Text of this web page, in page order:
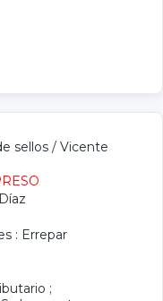
sellos / Vicente
: Errepar
;